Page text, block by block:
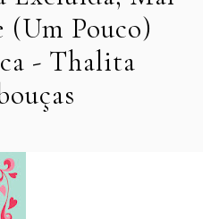
(Um Pouco)
- Thalita